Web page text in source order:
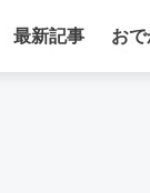
最新記事 お